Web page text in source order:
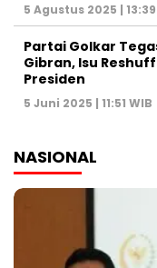
5 Agustus 2025 |
Partai Golkar
Gibran, Isu
Presiden
5 Juni 2025 | 11:51 WIB
NASIONAL